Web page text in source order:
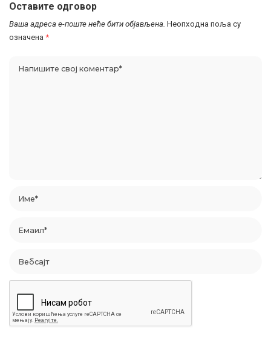
Оставите одговор
Ваша адреса е-поште неће бити објављена. Неопходна поља су
означена *